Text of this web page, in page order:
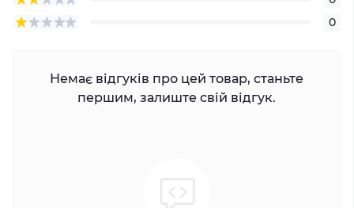
0
Немає відгуків про цей товар, станьте
першим, залиште свій відгук.